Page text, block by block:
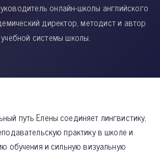
онлайн-школы английского
директор, методист и автор
учебной системы школы.
путь Елены соединяет лингвистику,
практику в школе и
обучения и сильную визуальную